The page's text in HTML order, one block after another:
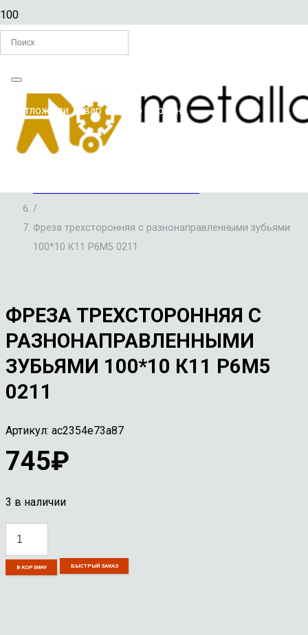
Вы отложилиТоварв свою корзину.
Главная
/
ФРЕЗЫ
/
Фреза трехсторонняя с разнонаправленными зубьями
100*10 К11 Р6М5 0211
ФРЕЗА ТРЕХСТОРОННЯЯ С
РАЗНОНАПРАВЛЕННЫМИ
ЗУБЬЯМИ 100*10 К11 Р6М5
0211
Артикул: ac2354e73a87
745₽
3 в наличии
Фреза
В КОРЗИНУ БЫСТРЫЙ ЗАКАЗ